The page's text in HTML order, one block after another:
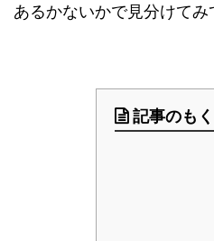
あるかないかで見分けてみ
記事のも